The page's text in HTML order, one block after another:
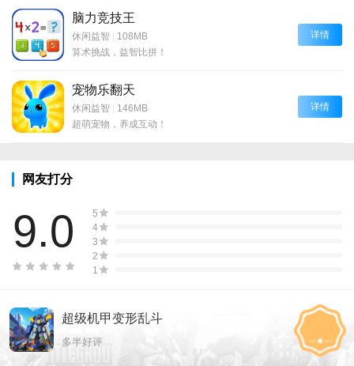
脑力竞技王
休闲益智 | 108MB
算术挑战，益智比拼！
详情
宠物乐翻天
休闲益智 | 146MB
超萌宠物，养成互动！
详情
网友打分
9.0
5
4
3
2
1
超级机甲变形乱斗
多半好评